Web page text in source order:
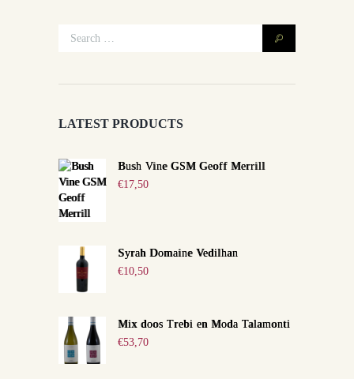
LATEST PRODUCTS
Bush Vine GSM Geoff Merrill
€17,50
Syrah Domaine Vedilhan
€10,50
Mix doos Trebi en Moda Talamonti
€53,70